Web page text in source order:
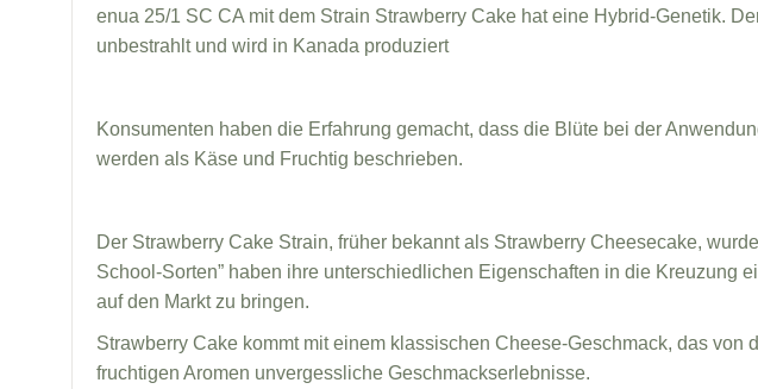
enua 25/1 SC CA mit dem Strain Strawberry Cake hat eine Hybrid-Genetik.
unbestrahlt und wird in Kanada produziert
Konsumenten haben die Erfahrung gemacht, dass die Blüte bei der
werden als Käse und Fruchtig beschrieben.
Der Strawberry Cake Strain, früher bekannt als Strawberry Cheesecake,
School-Sorten” haben ihre unterschiedlichen Eigenschaften in die Kreuzung
auf den Markt zu bringen.
Strawberry Cake kommt mit einem klassischen Cheese-Geschmack, das
fruchtigen Aromen unvergessliche Geschmackserlebnisse.